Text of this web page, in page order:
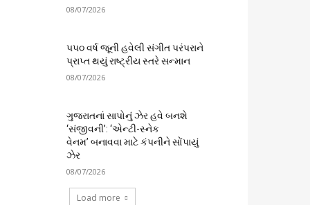
08/07/2026
૫૫૦ વર્ષ જૂની હવેલી સંગીત પરંપરાને
પ્રાપ્ત થયું રાષ્ટ્રીય સ્તરે સન્માન
08/07/2026
ગુજરાતનાં સાપોનું ઝેર હવે બનશે
‘સંજીવની’: ‘એન્ટી-સ્નેક
વેનમ’ બનાવવા માટે કંપનીને સોંપાયું
ઝેર
08/07/2026
Load more